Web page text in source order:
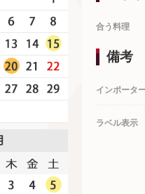
合う料理
備考
インポータ
ラベル表示